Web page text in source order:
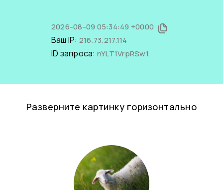
2026-08-09 05:34:49 +0000
Ваш IP: 216.73.217.114
ID запроса: nYLT1VrpRSw1
Разверните картинку горизонтально